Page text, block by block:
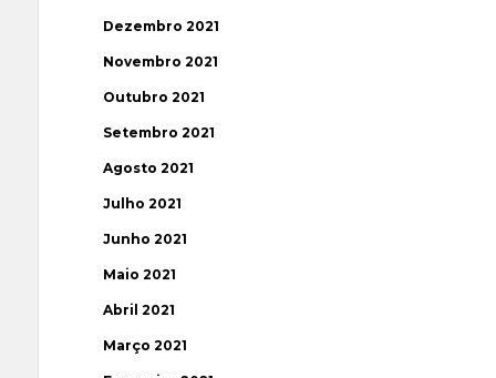
Dezembro 2021
Novembro 2021
Outubro 2021
Setembro 2021
Agosto 2021
Julho 2021
Junho 2021
Maio 2021
Abril 2021
Março 2021